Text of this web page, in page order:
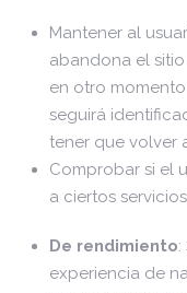
Mantener al
abandona el
en otro
seguirá
tener que volver
Comprobar si el
a ciertos
De rendimiento
experiencia de